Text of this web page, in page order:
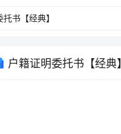
户籍证明委托书【经典】